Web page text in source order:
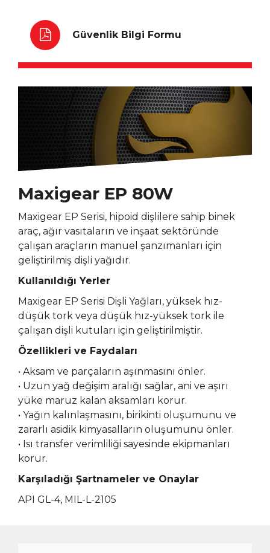
Güvenlik Bilgi Formu
Maxigear EP 80W
Maxigear EP Serisi, hipoid dişlilere sahip binek
araç, ağır vasıtaların ve inşaat sektöründe
çalışan araçların manuel şanzımanları için
geliştirilmiş dişli yağıdır.
Kullanıldığı Yerler
Maxigear EP Serisi Dişli Yağları, yüksek hız-
düşük tork veya düşük hız-yüksek tork ile
çalışan dişli kutuları için geliştirilmiştir.
Özellikleri ve Faydaları
• Aksam ve parçaların aşınmasını önler.
• Uzun yağ değişim aralığı sağlar, ani ve aşırı
yüke maruz kalan aksamları korur.
• Yağın kalınlaşmasını, birikinti oluşumunu ve
zararlı asidik kimyasalların oluşumunu önler.
• Isı transfer verimliliği sayesinde ekipmanları
korur.
Karşıladığı Şartnameler ve Onaylar
API GL-4, MIL-L-2105